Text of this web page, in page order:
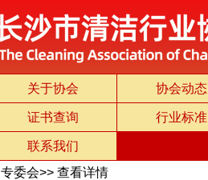
关于协会 协会动态
证书查询 行业标准
联系我们
专委会>> 查看详情